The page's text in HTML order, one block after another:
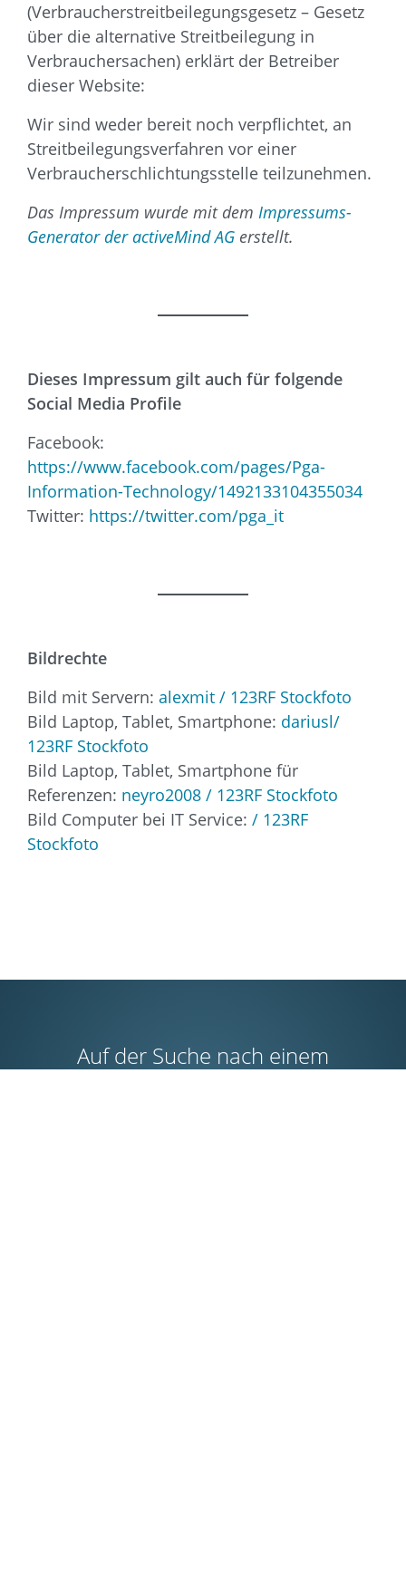
(Verbraucherstreitbeilegungsgesetz – Gesetz
über die alternative Streitbeilegung in
Verbrauchersachen) erklärt der Betreiber
dieser Website:
Wir sind weder bereit noch verpflichtet, an
Streitbeilegungsverfahren vor einer
Verbraucherschlichtungsstelle teilzunehmen.
Das Impressum wurde mit dem Impressums-
Generator der activeMind AG erstellt.
Dieses Impressum gilt auch für folgende
Social Media Profile
Facebook:
https://www.facebook.com/pages/Pga-
Information-Technology/1492133104355034
Twitter: https://twitter.com/pga_it
Bildrechte
Bild mit Servern: alexmit / 123RF Stockfoto
Bild Laptop, Tablet, Smartphone: dariusl/
123RF Stockfoto
Bild Laptop, Tablet, Smartphone für
Referenzen: neyro2008 / 123RF Stockfoto
Bild Computer bei IT Service: / 123RF
Stockfoto
Auf der Suche nach einem